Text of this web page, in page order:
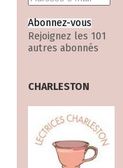
Abonnez-vous
Rejoignez les 101
autres abonnés
CHARLESTON